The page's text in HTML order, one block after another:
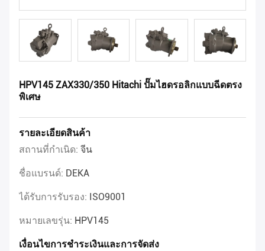
HPV145 ZAX330/350 Hitachi ปั๊มไฮดรอลิกแบบฉีดตรง
พิเศษ
รายละเอียดสินค้า
สถานที่กำเนิด: จีน
ชื่อแบรนด์: DEKA
ได้รับการรับรอง: ISO9001
หมายเลขรุ่น: HPV145
เงื่อนไขการชำระเงินและการจัดส่ง